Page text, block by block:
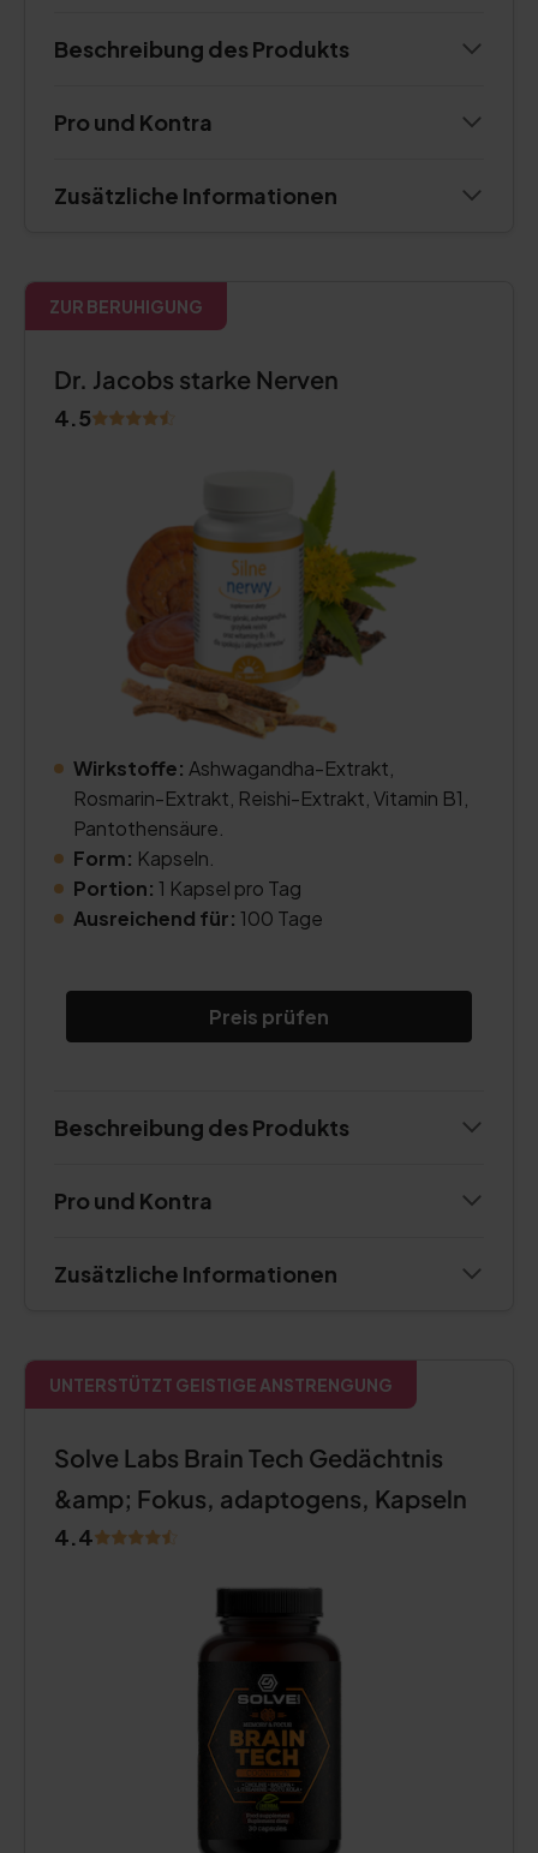
Beschreibung des Produkts
Pro und Kontra
Zusätzliche Informationen
ZUR BERUHIGUNG
Dr. Jacobs starke Nerven
4.5
Wirkstoffe: Ashwagandha-Extrakt,
Rosmarin-Extrakt, Reishi-Extrakt, Vitamin B1,
Pantothensäure.
Form: Kapseln.
Portion: 1 Kapsel pro Tag
Ausreichend für: 100 Tage
Preis prüfen
Beschreibung des Produkts
Pro und Kontra
Zusätzliche Informationen
UNTERSTÜTZT GEISTIGE ANSTRENGUNG
Solve Labs Brain Tech Gedächtnis
&amp; Fokus, adaptogens, Kapseln
4.4